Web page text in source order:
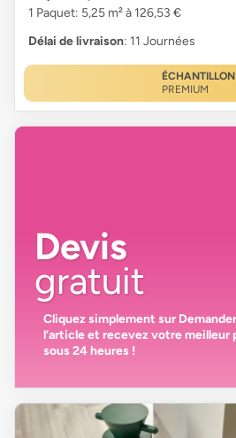
1 Paquet: 5,25 m² à 126,53 €
Délai de livraison: 11 Journées
ÉCHANTILLON
PREMIUM
Devis
gratuit
Cliquez simplement sur
l’article et recevez votremeilleur
sous 24 heures !